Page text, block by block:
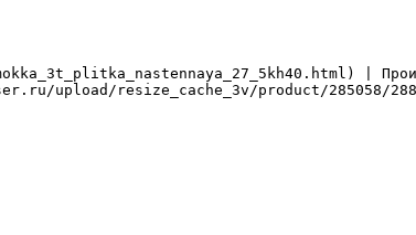
|
upload/resize_cache_3v/product/285058/